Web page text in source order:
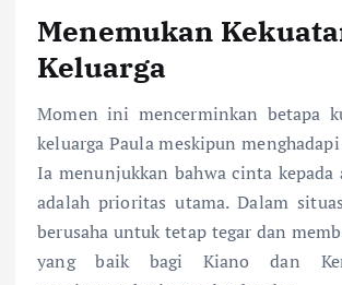
Menemukan
Keluarga
Momen ini mencerminkan betapa
keluarga Paula meskipun
Ia menunjukkan bahwa cinta kepada
adalah prioritas utama. Dalam
berusaha untuk tetap tegar dan
yang baik bagi Kiano dan